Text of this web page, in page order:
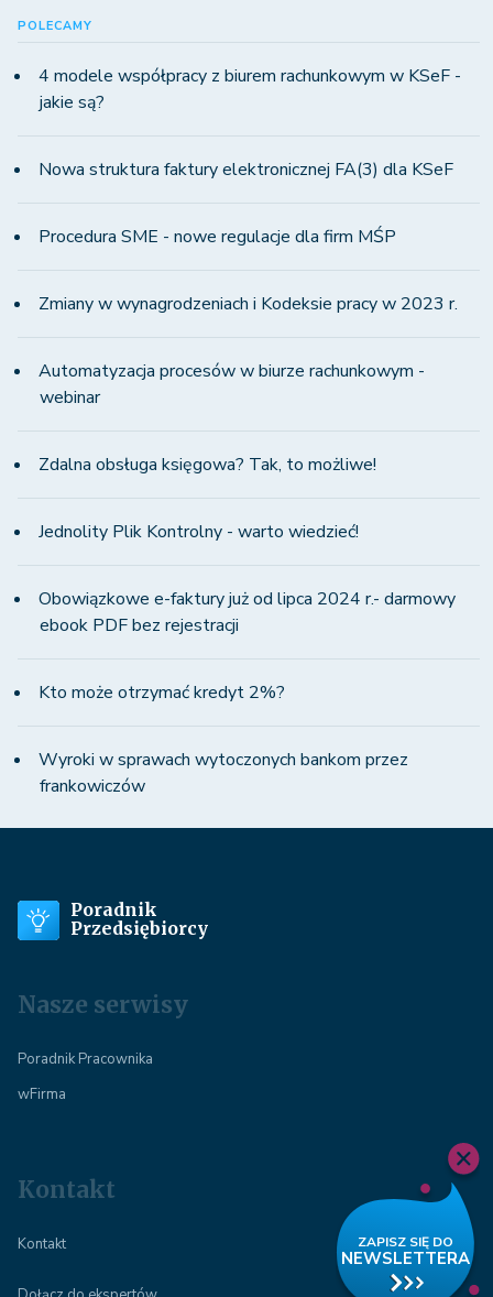
POLECAMY
4 modele współpracy z biurem rachunkowym w KSeF -
jakie są?
Nowa struktura faktury elektronicznej FA(3) dla KSeF
Procedura SME - nowe regulacje dla firm MŚP
Zmiany w wynagrodzeniach i Kodeksie pracy w 2023 r.
Automatyzacja procesów w biurze rachunkowym -
webinar
Zdalna obsługa księgowa? Tak, to możliwe!
Jednolity Plik Kontrolny - warto wiedzieć!
Obowiązkowe e-faktury już od lipca 2024 r.- darmowy
ebook PDF bez rejestracji
Kto może otrzymać kredyt 2%?
Wyroki w sprawach wytoczonych bankom przez
frankowiczów
Poradnik
Przedsiębiorcy
Nasze serwisy
Poradnik Pracownika
wFirma
Kontakt
Kontakt